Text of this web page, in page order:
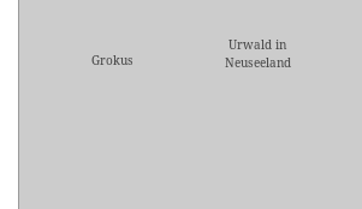
Grokus
Urwald in
Neuseeland